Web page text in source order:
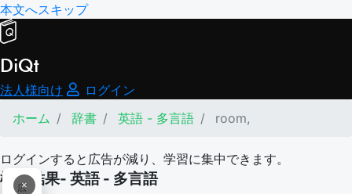
本文へスキップ
DiQt
法人様向け
ログイン
ホーム
辞書 英語 - 多言語 room,
ログインすると広告が減り、学習に集中できます。
×
広
検索結果- 英語 - 多言語